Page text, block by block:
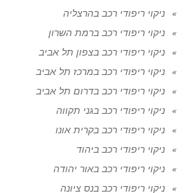
ניקוי ריפודי רכב בהרצליה
ניקוי ריפודי רכב ברמת השרון
ניקוי ריפודי רכב בצפון תל אביב
ניקוי ריפודי רכב במרכז תל אביב
ניקוי ריפודי רכב בדרום תל אביב
ניקוי ריפודי רכב בגני תקווה
ניקוי ריפודי רכב בקרית אונו
ניקוי ריפודי רכב ביהוד
ניקוי ריפודי רכב באור יהודה
ניקוי ריפודי רכב בנס ציונה